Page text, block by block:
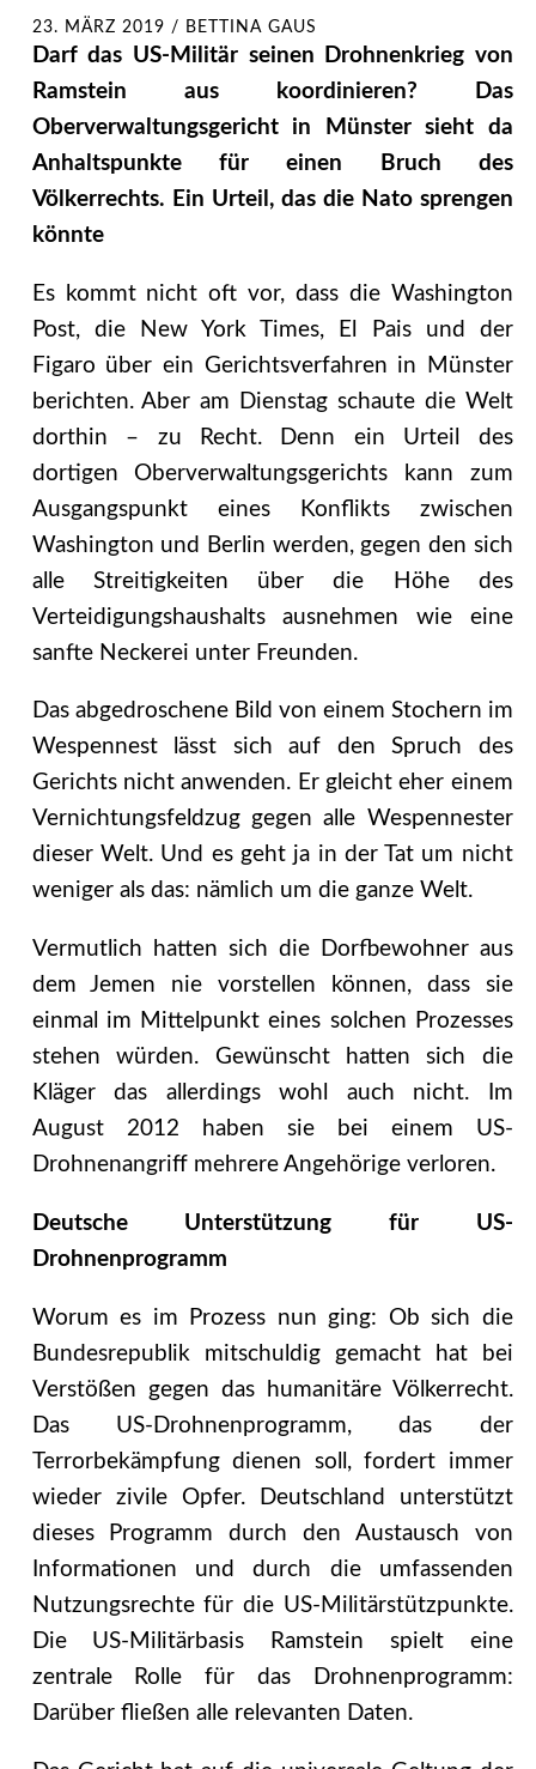
23. MÄRZ 2019 / BETTINA GAUS
Darf das US-Militär seinen Drohnenkrieg von
Ramstein aus koordinieren? Das
Oberverwaltungsgericht in Münster sieht da
Anhaltspunkte für einen Bruch des
Völkerrechts. Ein Urteil, das die Nato sprengen
könnte
Es kommt nicht oft vor, dass die Washington
Post, die New York Times, El Pais und der
Figaro über ein Gerichtsverfahren in Münster
berichten. Aber am Dienstag schaute die Welt
dorthin – zu Recht. Denn ein Urteil des
dortigen Oberverwaltungsgerichts kann zum
Ausgangspunkt eines Konflikts zwischen
Washington und Berlin werden, gegen den sich
alle Streitigkeiten über die Höhe des
Verteidigungshaushalts ausnehmen wie eine
sanfte Neckerei unter Freunden.
Das abgedroschene Bild von einem Stochern im
Wespennest lässt sich auf den Spruch des
Gerichts nicht anwenden. Er gleicht eher einem
Vernichtungsfeldzug gegen alle Wespennester
dieser Welt. Und es geht ja in der Tat um nicht
weniger als das: nämlich um die ganze Welt.
Vermutlich hatten sich die Dorfbewohner aus
dem Jemen nie vorstellen können, dass sie
einmal im Mittelpunkt eines solchen Prozesses
stehen würden. Gewünscht hatten sich die
Kläger das allerdings wohl auch nicht. Im
August 2012 haben sie bei einem US-
Drohnenangriff mehrere Angehörige verloren.
Deutsche Unterstützung für US-
Drohnenprogramm
Worum es im Prozess nun ging: Ob sich die
Bundesrepublik mitschuldig gemacht hat bei
Verstößen gegen das humanitäre Völkerrecht.
Das US-Drohnenprogramm, das der
Terrorbekämpfung dienen soll, fordert immer
wieder zivile Opfer. Deutschland unterstützt
dieses Programm durch den Austausch von
Informationen und durch die umfassenden
Nutzungsrechte für die US-Militärstützpunkte.
Die US-Militärbasis Ramstein spielt eine
zentrale Rolle für das Drohnenprogramm:
Darüber fließen alle relevanten Daten.